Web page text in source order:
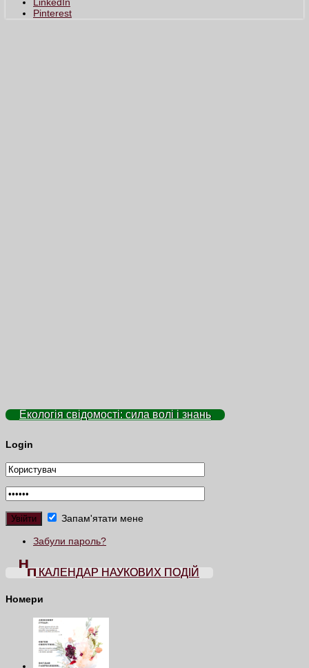
Pinterest
Екологія свідомості: сила волі і знань
Login
Запам'ятати мене
Забули пароль?
КАЛЕНДАР НАУКОВИХ ПОДІЙ
Номери